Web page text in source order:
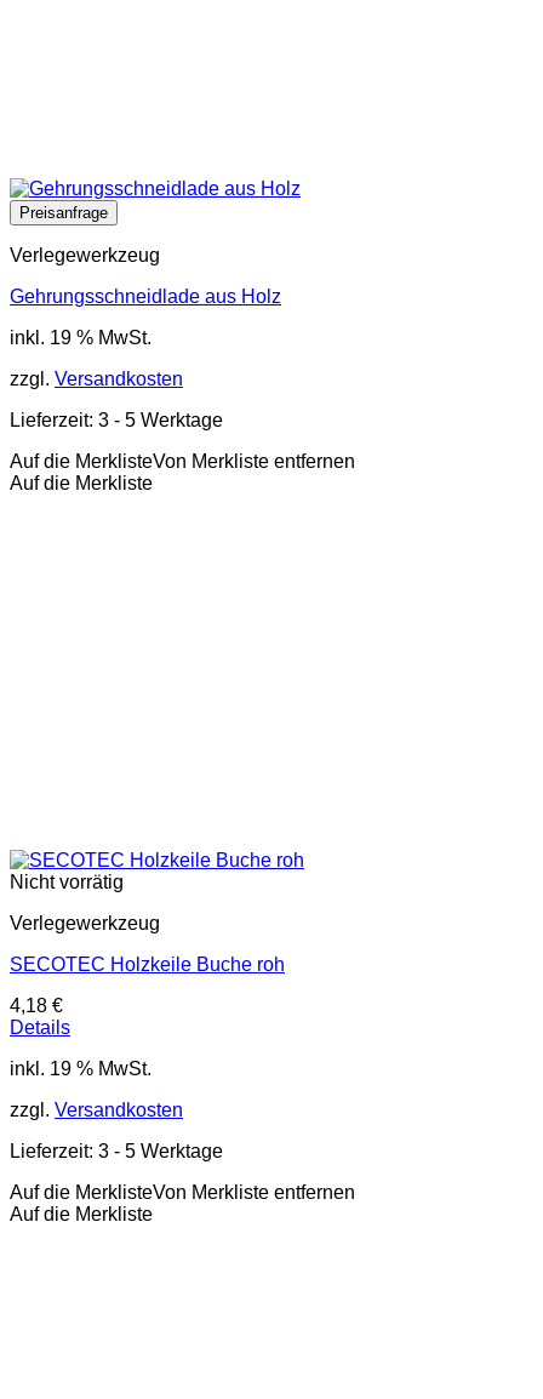
Verlegewerkzeug
Gehrungsschneidlade aus Holz
inkl. 19 % MwSt.
zzgl. Versandkosten
Lieferzeit: 3 - 5 Werktage
Auf die MerklisteVon Merkliste entfernen
Auf die Merkliste
Nicht vorrätig
Verlegewerkzeug
SECOTEC Holzkeile Buche roh
4,18 €
Details
inkl. 19 % MwSt.
zzgl. Versandkosten
Lieferzeit: 3 - 5 Werktage
Auf die MerklisteVon Merkliste entfernen
Auf die Merkliste